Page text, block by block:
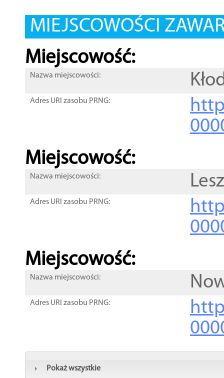
MIEJSCOWOŚCI
Miejscowość:
Nazwa miejscowości:
Adres URI zasobu PRNG:
Miejscowość:
Nazwa miejscowości:
Adres URI zasobu PRNG:
Miejscowość:
Nazwa miejscowości:
Adres URI zasobu PRNG:
Pokaż wszystkie